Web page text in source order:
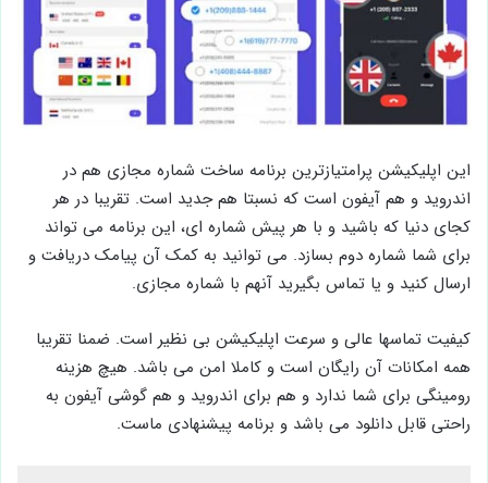
این اپلیکیشن پرامتیازترین برنامه ساخت شماره مجازی هم در
اندروید و هم آیفون است که نسبتا هم جدید است. تقریبا در هر
کجای دنیا که باشید و با هر پیش شماره ای، این برنامه می تواند
برای شما شماره دوم بسازد. می توانید به کمک آن پیامک دریافت و
ارسال کنید و یا تماس بگیرید آنهم با شماره مجازی.
کیفیت تماسها عالی و سرعت اپلیکیشن بی نظیر است. ضمنا تقریبا
همه امکانات آن رایگان است و کاملا امن می باشد. هیچ هزینه
رومینگی برای شما ندارد و هم برای اندروید و هم گوشی آیفون به
راحتی قابل دانلود می باشد و برنامه پیشنهادی ماست.